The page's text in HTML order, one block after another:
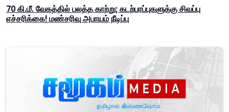
70 கி.மீ. வேகத்தில் பலத்த காற்று; கடற்பரப்புகளுக்கு சிவப்பு
எச்சரிக்கை! மண்சரிவு அபாயம் நீடிப்பு